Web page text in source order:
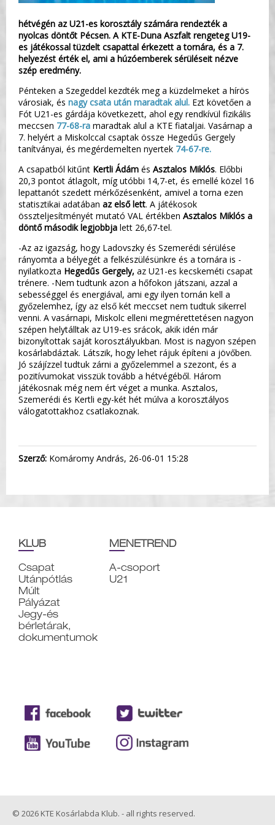
hétvégén az U21-es korosztály számára rendezték a
nyolcas döntőt Pécsen. A KTE-Duna Aszfalt rengeteg U19-
es játékossal tüzdelt csapattal érkezett a tornára, és a 7.
helyezést érték el, ami a húzóemberek sérüléseit nézve
szép eredmény.
Pénteken a Szegeddel kezdték meg a küzdelmeket a hírös
városiak, és nagy csata után maradtak alul. Ezt követően a
Fót U21-es gárdája következett, ahol egy rendkívül fizikális
meccsen 77-68-ra maradtak alul a KTE fiataljai. Vasárnap a
7. helyért a Miskolccal csaptak össze Hegedűs Gergely
tanítványai, és megérdemelten nyertek 74-67-re.
A csapatból kitűnt Kertli Ádám és Asztalos Miklós. Előbbi
20,3 pontot átlagolt, míg utóbbi 14,7-et, és emellé közel 16
lepattanót szedett mérkőzésenként, amivel a torna ezen
statisztikai adatában az első lett. A játékosok
összteljesítményét mutató VAL értékben Asztalos Miklós a
döntő második legjobbja lett 26,67-tel.
-Az az igazság, hogy Ladovszky és Szemerédi sérülése
rányomta a bélyegét a felkészülésünkre és a tornára is -
nyilatkozta Hegedűs Gergely, az U21-es kecskeméti csapat
trénere. -Nem tudtunk azon a hőfokon játszani, azzal a
sebességgel és energiával, ami egy ilyen tornán kell a
győzelemhez, így az első két meccset nem tudtuk sikerrel
venni. A vasárnapi, Miskolc elleni megmérettetésen nagyon
szépen helytálltak az U19-es srácok, akik idén már
bizonyítottak saját korosztályukban. Most is nagyon szépen
kosárlabdáztak. Látszik, hogy lehet rájuk építeni a jövőben.
Jó szájízzel tudtuk zárni a győzelemmel a szezont, és a
pozitívumokat visszük tovább a hétvégéből. Három
játékosnak még nem ért véget a munka. Asztalos,
Szemerédi és Kertli egy-két hét múlva a korosztályos
válogatottakhoz csatlakoznak.
Szerző: Komáromy András, 26-06-01 15:28
KLUB
Csapat
Utánpótlás
Múlt
Pályázat
Jegy-és
bérletárak,
dokumentumok
MENETREND
A-csoport
U21
© 2026 KTE Kosárlabda Klub. - all rights reserved.